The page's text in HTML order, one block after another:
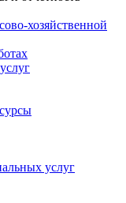
хозяйственной
услуг